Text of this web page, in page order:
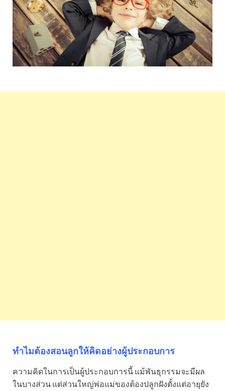
ทำไมต้องสอนลูกให้คิดอย่างผู้ประกอบการ
ความคิดในการเป็นผู้ประกอบการนี้ แม้พันธุกรรมจะมีผล
ในบางส่วน แต่ส่วนใหญ่พ่อแม่ของต้องปลูกฝังตั้งแต่อายุยัง